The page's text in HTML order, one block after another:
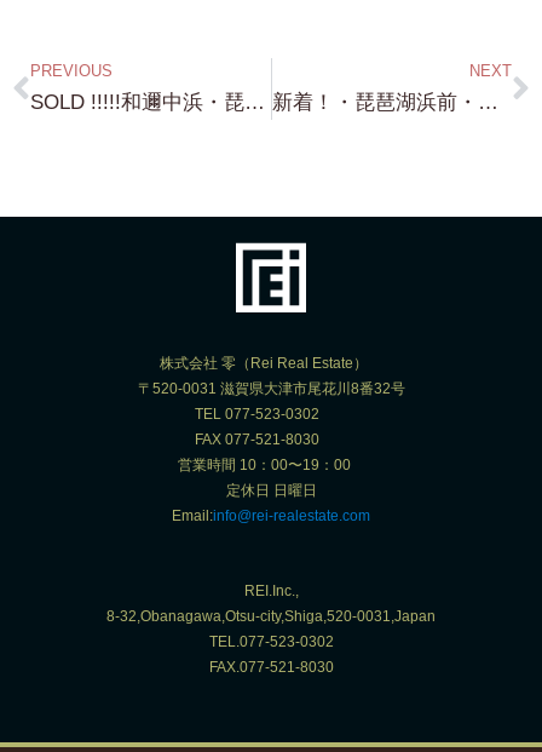
PREVIOUS
SOLD !!!!!和邇中浜・琵琶湖まで100m・滋賀県 M 様 本日は ありがとうございました！・・これは 環境も立地も 物件の綺麗さも バッチリの物件でした！
NEXT
新着！・琵琶湖浜前・約570坪・Jet や Bass Boat 格納庫・駐艇場・にバッチリ！間口約40m 奥行き約45m!!! 仲間と共同購入もありでしょ！これは
株式会社 零（Rei Real Estate）
〒520-0031 滋賀県大津市尾花川8番32号
TEL 077-523-0302
FAX 077-521-8030
営業時間 10：00〜19：00
定休日 日曜日
Email:info@rei-realestate.com
REI.Inc.,
8-32,Obanagawa,Otsu-city,Shiga,520-0031,Japan
TEL.077-523-0302
FAX.077-521-8030